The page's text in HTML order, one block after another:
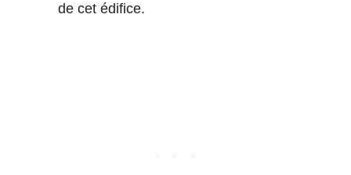
de cet édifice.